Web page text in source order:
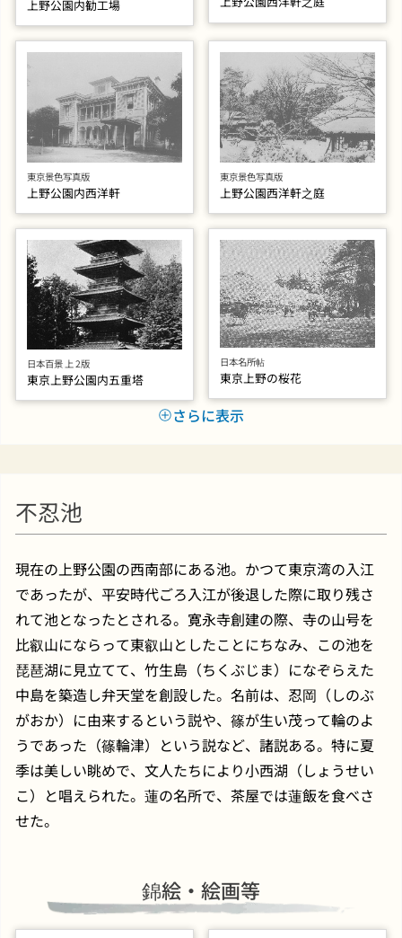
上野公園内勧工場
東京景色写真版
上野公園内西洋軒
東京景色写真版
上野公園西洋軒之庭
日本百景 上 2版
東京上野公園内五重塔
日本名所帖
東京上野の桜花
さらに表示
不忍池
現在の上野公園の西南部にある池。かつて東京湾の入江
であったが、平安時代ごろ入江が後退した際に取り残さ
れて池となったとされる。寛永寺創建の際、寺の山号を
比叡山にならって東叡山としたことにちなみ、この池を
琵琶湖に見立てて、竹生島（ちくぶじま）になぞらえた
中島を築造し弁天堂を創設した。名前は、忍岡（しのぶ
がおか）に由来するという説や、篠が生い茂って輪のよ
うであった（篠輪津）という説など、諸説ある。特に夏
季は美しい眺めで、文人たちにより小西湖（しょうせい
こ）と唱えられた。蓮の名所で、茶屋では蓮飯を食べさ
せた。
錦絵・絵画等